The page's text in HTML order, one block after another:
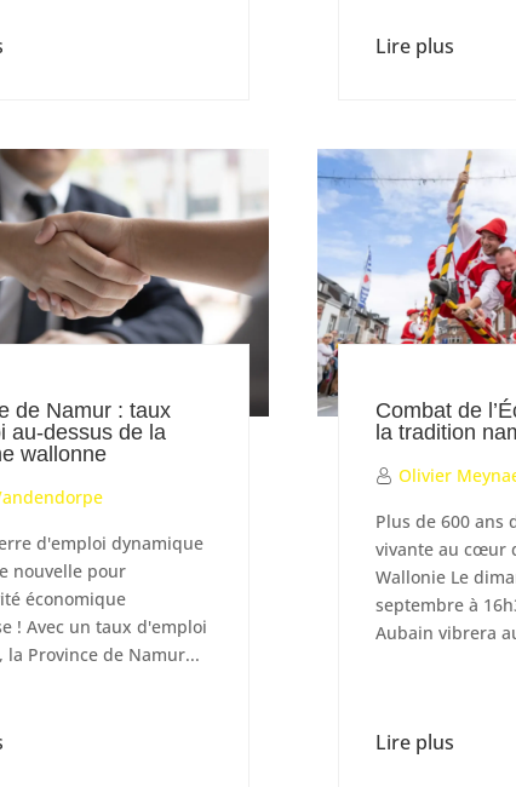
Lire plus
de Namur : taux
au-dessus de la
wallonne
d'emploi dynamique
nouvelle pour
économique
! Avec un taux d'emploi
la Province de Namur...
Combat de
la tradition
Olivier
Plus de 600 ans
vivante au cœur
Wallonie Le
septembre à
Aubain vibrera
Lire plus